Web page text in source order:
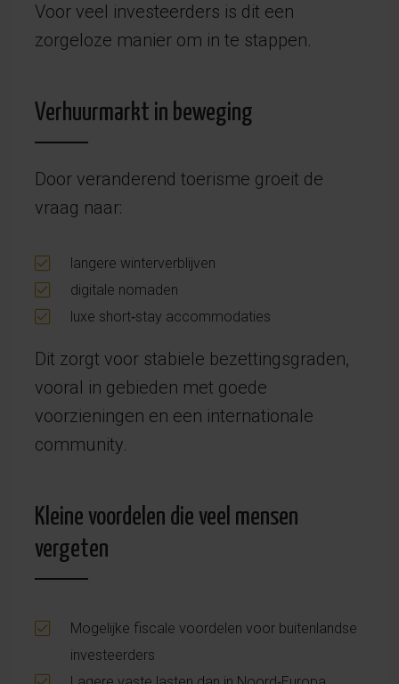
Voor veel investeerders is dit een
zorgeloze manier om in te stappen.
Verhuurmarkt in beweging
Door veranderend toerisme groeit de
vraag naar:
langere winterverblijven
digitale nomaden
luxe short‑stay accommodaties
Dit zorgt voor stabiele bezettingsgraden,
vooral in gebieden met goede
voorzieningen en een internationale
community.
Kleine voordelen die veel mensen
vergeten
Mogelijke fiscale voordelen voor buitenlandse
investeerders